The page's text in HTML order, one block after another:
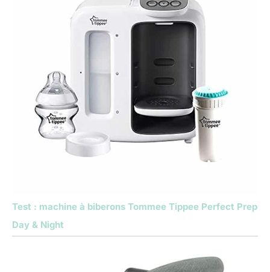
Test : machine à biberons Tommee Tippee Perfect Prep
Day & Night